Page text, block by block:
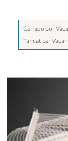
Cerrado por
Tancat per